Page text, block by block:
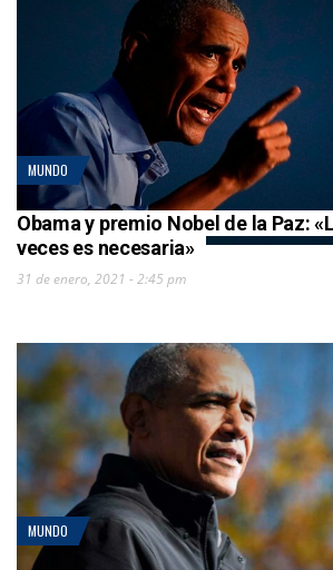
MUNDO
Obama y premio Nobel de la Paz:
veces es necesaria»
31 de enero, 2021 - 2:45 pm
MUNDO